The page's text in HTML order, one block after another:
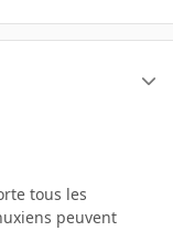
tous les
peuvent